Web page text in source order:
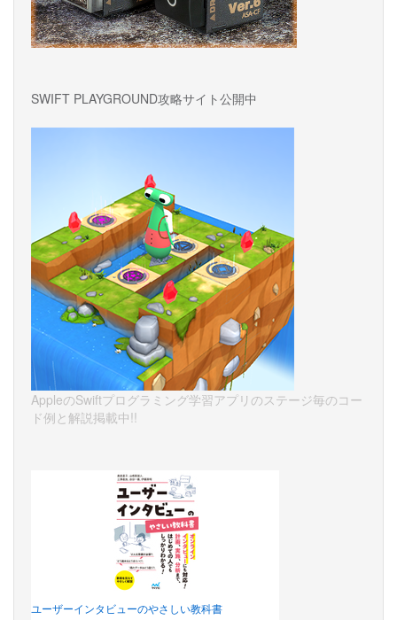
SWIFT PLAYGROUND攻略サイト公開中
AppleのSwiftプログラミング学習アプリのステージ毎のコー
ド例と解説掲載中!!